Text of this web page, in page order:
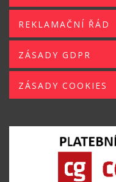
REKLAMAČNÍ ŘÁD
ZÁSADY GDPR
ZÁSADY COOKIES